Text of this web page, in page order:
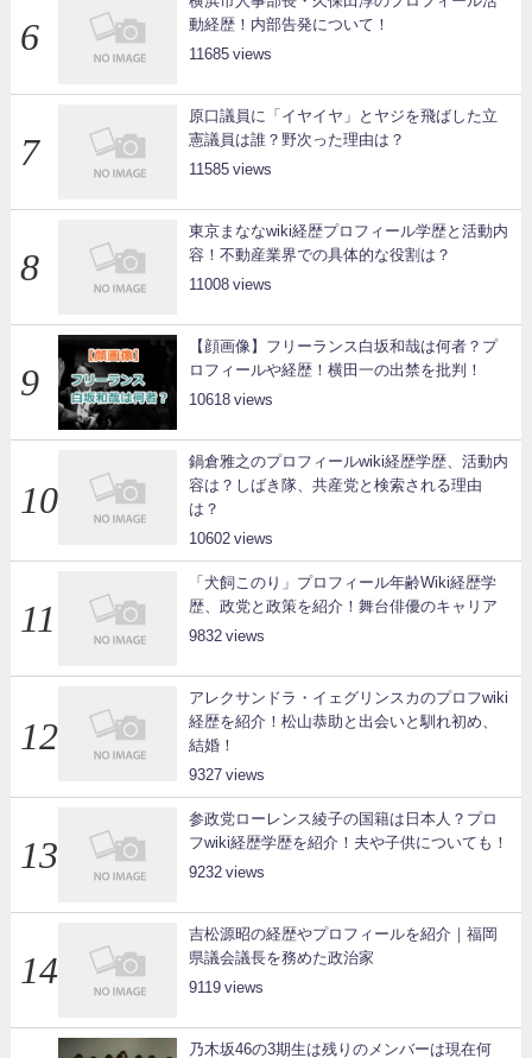
動経歴！内部告発について！
11685
原口議員に「イヤイヤ」とヤジを飛ばした立
憲議員は誰？野次った理由は？
11585
東京まななwiki経歴プロフィール学歴と活動内
容！不動産業界での具体的な役割は？
11008
【顔画像】フリーランス白坂和哉は何者？プ
ロフィールや経歴！横田一の出禁を批判！
10618
鍋倉雅之のプロフィールwiki経歴学歴、活動内
容は？しばき隊、共産党と検索される理由
は？
10602
「犬飼このり」プロフィール年齢Wiki経歴学
歴、政党と政策を紹介！舞台俳優のキャリア
9832
アレクサンドラ・イェグリンスカのプロフwiki
経歴を紹介！松山恭助と出会いと馴れ初め、
結婚！
9327
参政党ローレンス綾子の国籍は日本人？プロ
フwiki経歴学歴を紹介！夫や子供についても！
9232
吉松源昭の経歴やプロフィールを紹介｜福岡
県議会議長を務めた政治家
9119
乃木坂46の3期生は残りのメンバーは現在何